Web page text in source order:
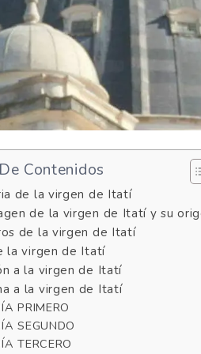
Contenidos
de la virgen de Itatí
de la virgen de Itatí y su
de la virgen de Itatí
la virgen de Itatí
a la virgen de Itatí
a la virgen de Itatí
PRIMERO
SEGUNDO
TERCERO